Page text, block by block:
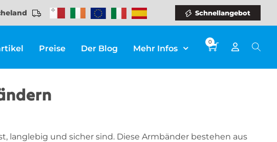
Schnellangebot
Preise Der Blog Mehr Infos
0
langlebig und sicher sind. Diese Armbänder bestehen aus